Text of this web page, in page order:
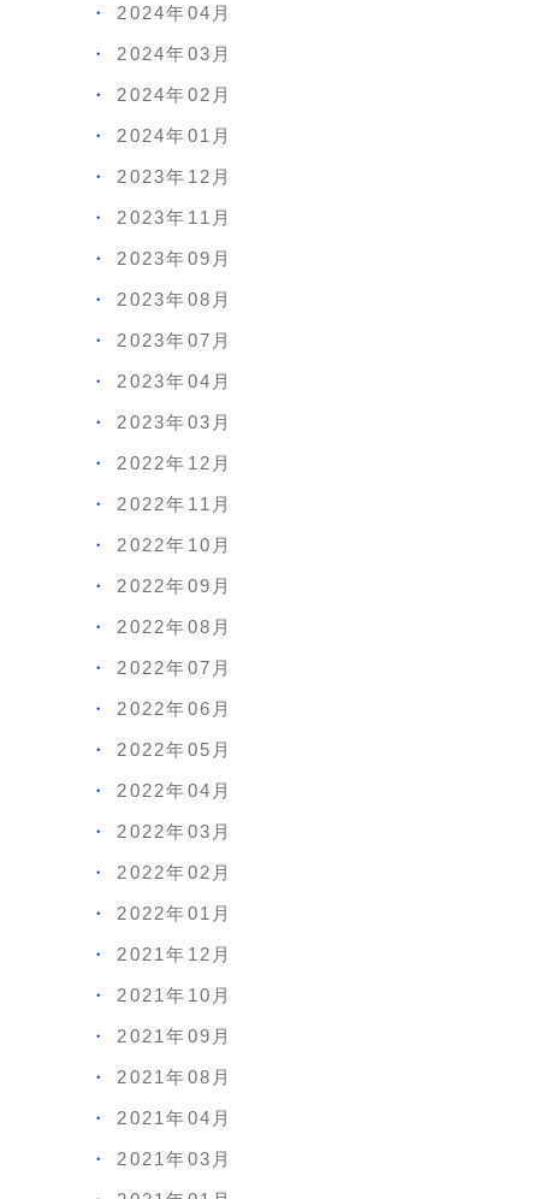
2024年04月
2024年03月
2024年02月
2024年01月
2023年12月
2023年11月
2023年09月
2023年08月
2023年07月
2023年04月
2023年03月
2022年12月
2022年11月
2022年10月
2022年09月
2022年08月
2022年07月
2022年06月
2022年05月
2022年04月
2022年03月
2022年02月
2022年01月
2021年12月
2021年10月
2021年09月
2021年08月
2021年04月
2021年03月